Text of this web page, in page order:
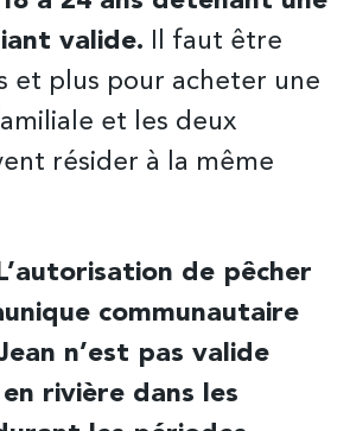
valide. Il faut être
et plus pour acheter une
et les deux
résider à la même
de pêcher
communautaire
n’est pas valide
rivière dans les